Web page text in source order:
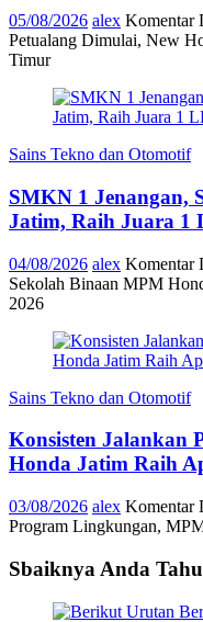
05/08/2026 alex Komentar
Petualang Dimulai, New
Timur
Sains Tekno dan Otomotif
SMKN 1 Jenangan,
Jatim, Raih Juara 1
04/08/2026 alex Komentar
Sekolah Binaan MPM
2026
Sains Tekno dan Otomotif
Konsisten Jalankan
Honda Jatim Raih
03/08/2026 alex Komentar
Program Lingkungan,
Sbaiknya Anda Tahu